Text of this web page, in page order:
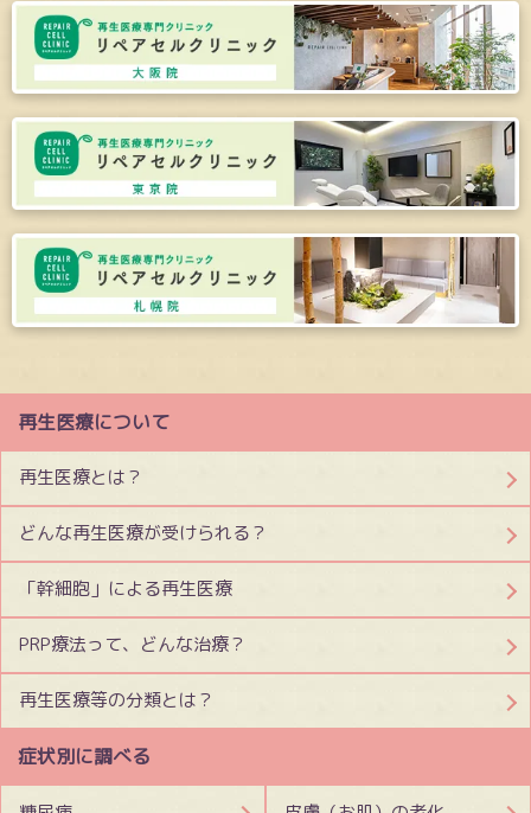
再生医療について
再生医療とは？
どんな再生医療が受けられる？
「幹細胞」による再生医療
PRP療法って、どんな治療？
再生医療等の分類とは？
症状別に調べる